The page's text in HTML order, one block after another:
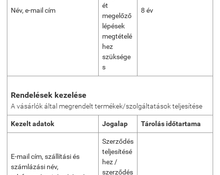
Név, e-mail cím
ét
megelőző
lépések
megtételé
hez
szüksége
s
8 év
Rendelések kezelése
A vásárlók által megrendelt termékek/szolgáltatások teljesítése
Kezelt adatok Jogalap Tárolás időtartama
E-mail cím, szállítási és
számlázási név,
Szerződés
teljesítésé
hez /
szerződés